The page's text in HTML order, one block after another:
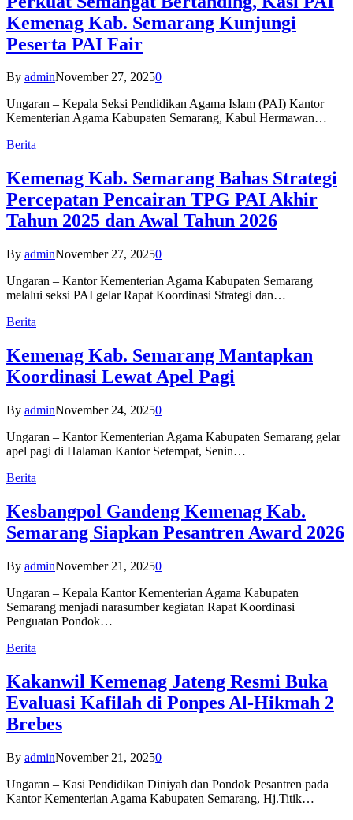
Kemenag Kab. Semarang Kunjungi
Peserta PAI Fair
By adminNovember 27, 20250
Ungaran – Kepala Seksi Pendidikan Agama Islam (PAI) Kantor
Kementerian Agama Kabupaten Semarang, Kabul Hermawan…
Berita
Kemenag Kab. Semarang Bahas Strategi
Percepatan Pencairan TPG PAI Akhir
Tahun 2025 dan Awal Tahun 2026
By adminNovember 27, 20250
Ungaran – Kantor Kementerian Agama Kabupaten Semarang
melalui seksi PAI gelar Rapat Koordinasi Strategi dan…
Berita
Kemenag Kab. Semarang Mantapkan
Koordinasi Lewat Apel Pagi
By adminNovember 24, 20250
Ungaran – Kantor Kementerian Agama Kabupaten Semarang gelar
apel pagi di Halaman Kantor Setempat, Senin…
Berita
Kesbangpol Gandeng Kemenag Kab.
Semarang Siapkan Pesantren Award 2026
By adminNovember 21, 20250
Ungaran – Kepala Kantor Kementerian Agama Kabupaten
Semarang menjadi narasumber kegiatan Rapat Koordinasi
Penguatan Pondok…
Berita
Kakanwil Kemenag Jateng Resmi Buka
Evaluasi Kafilah di Ponpes Al-Hikmah 2
Brebes
By adminNovember 21, 20250
Ungaran – Kasi Pendidikan Diniyah dan Pondok Pesantren pada
Kantor Kementerian Agama Kabupaten Semarang, Hj.Titik…